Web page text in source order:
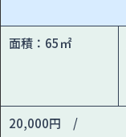
面積：65㎡
20,000円 /